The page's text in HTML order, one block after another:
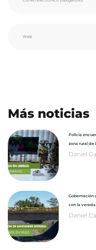
Más noticias
Policía
zona rural de
Daniel
Gobernación
con la
Daniel